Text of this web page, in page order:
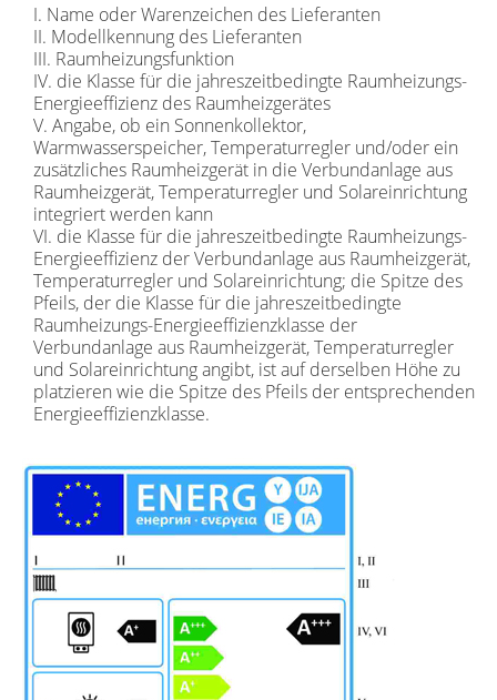
I. Name oder Warenzeichen des Lieferanten
II. Modellkennung des Lieferanten
III. Raumheizungsfunktion
IV. die Klasse für die jahreszeitbedingte Raumheizungs-
Energieeffizienz des Raumheizgerätes
V. Angabe, ob ein Sonnenkollektor,
Warmwasserspeicher, Temperaturregler und/oder ein
zusätzliches Raumheizgerät in die Verbundanlage aus
Raumheizgerät, Temperaturregler und Solareinrichtung
integriert werden kann
VI. die Klasse für die jahreszeitbedingte Raumheizungs-
Energieeffizienz der Verbundanlage aus Raumheizgerät,
Temperaturregler und Solareinrichtung; die Spitze des
Pfeils, der die Klasse für die jahreszeitbedingte
Raumheizungs-Energieeffizienzklasse der
Verbundanlage aus Raumheizgerät, Temperaturregler
und Solareinrichtung angibt, ist auf derselben Höhe zu
platzieren wie die Spitze des Pfeils der entsprechenden
Energieeffizienzklasse.